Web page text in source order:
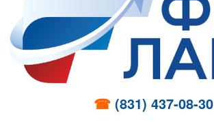
☎ (831) 437-08-30